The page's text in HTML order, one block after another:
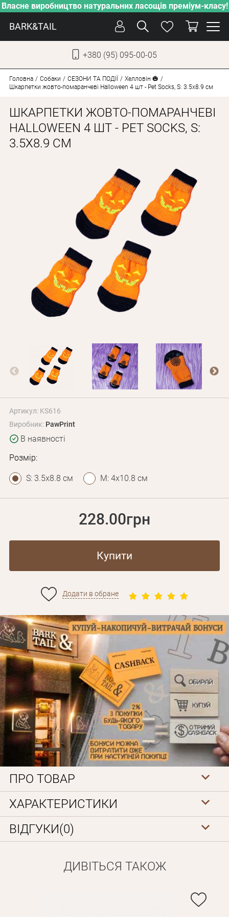
Власне виробництво натуральних ласощів преміум-класу!
BARK&TAIL
+380 (95) 095-00-05
ДОГЛЯД
ПІКЛУВАННЯ
НОВИНКИ
АКЦІЇ
ДЛЯ КОТІВ
Оплата і доставка
Програма лояльності
Про Нас
Оптовим клієнтам
Контакти
Головна Собаки СЕЗОНИ ТА ПОДІЇ
Хелловін 🎃
Шкарпетки жовто-помаранчеві Halloween 4 шт - Pet Socks, S: 3.5х8.9 см
ШКАРПЕТКИ ЖОВТО-ПОМАРАНЧЕВІ
HALLOWEEN 4 ШТ - PET SOCKS, S:
3.5Х8.9 СМ
Артикул: KS616
Виробник: PawPrint
В наявності
Розмір:
S: 3.5х8.8 см M: 4х10.8 см
228.00грн
Купити
Додати в обране
ПРО ТОВАР
ХАРАКТЕРИСТИКИ
ВІДГУКИ(0)
ДИВІТЬСЯ ТАКОЖ